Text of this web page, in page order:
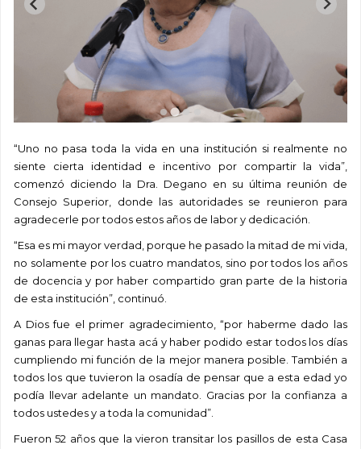
“Uno no pasa toda la vida en una institución si realmente no
siente cierta identidad e incentivo por compartir la vida”,
comenzó diciendo la Dra. Degano en su última reunión de
Consejo Superior, donde las autoridades se reunieron para
agradecerle por todos estos años de labor y dedicación.
“Esa es mi mayor verdad, porque he pasado la mitad de mi vida,
no solamente por los cuatro mandatos, sino por todos los años
de docencia y por haber compartido gran parte de la historia
de esta institución”, continuó.
A Dios fue el primer agradecimiento, “por haberme dado las
ganas para llegar hasta acá y haber podido estar todos los días
cumpliendo mi función de la mejor manera posible. También a
todos los que tuvieron la osadía de pensar que a esta edad yo
podía llevar adelante un mandato. Gracias por la confianza a
todos ustedes y a toda la comunidad”.
Fueron 52 años que la vieron transitar los pasillos de esta Casa